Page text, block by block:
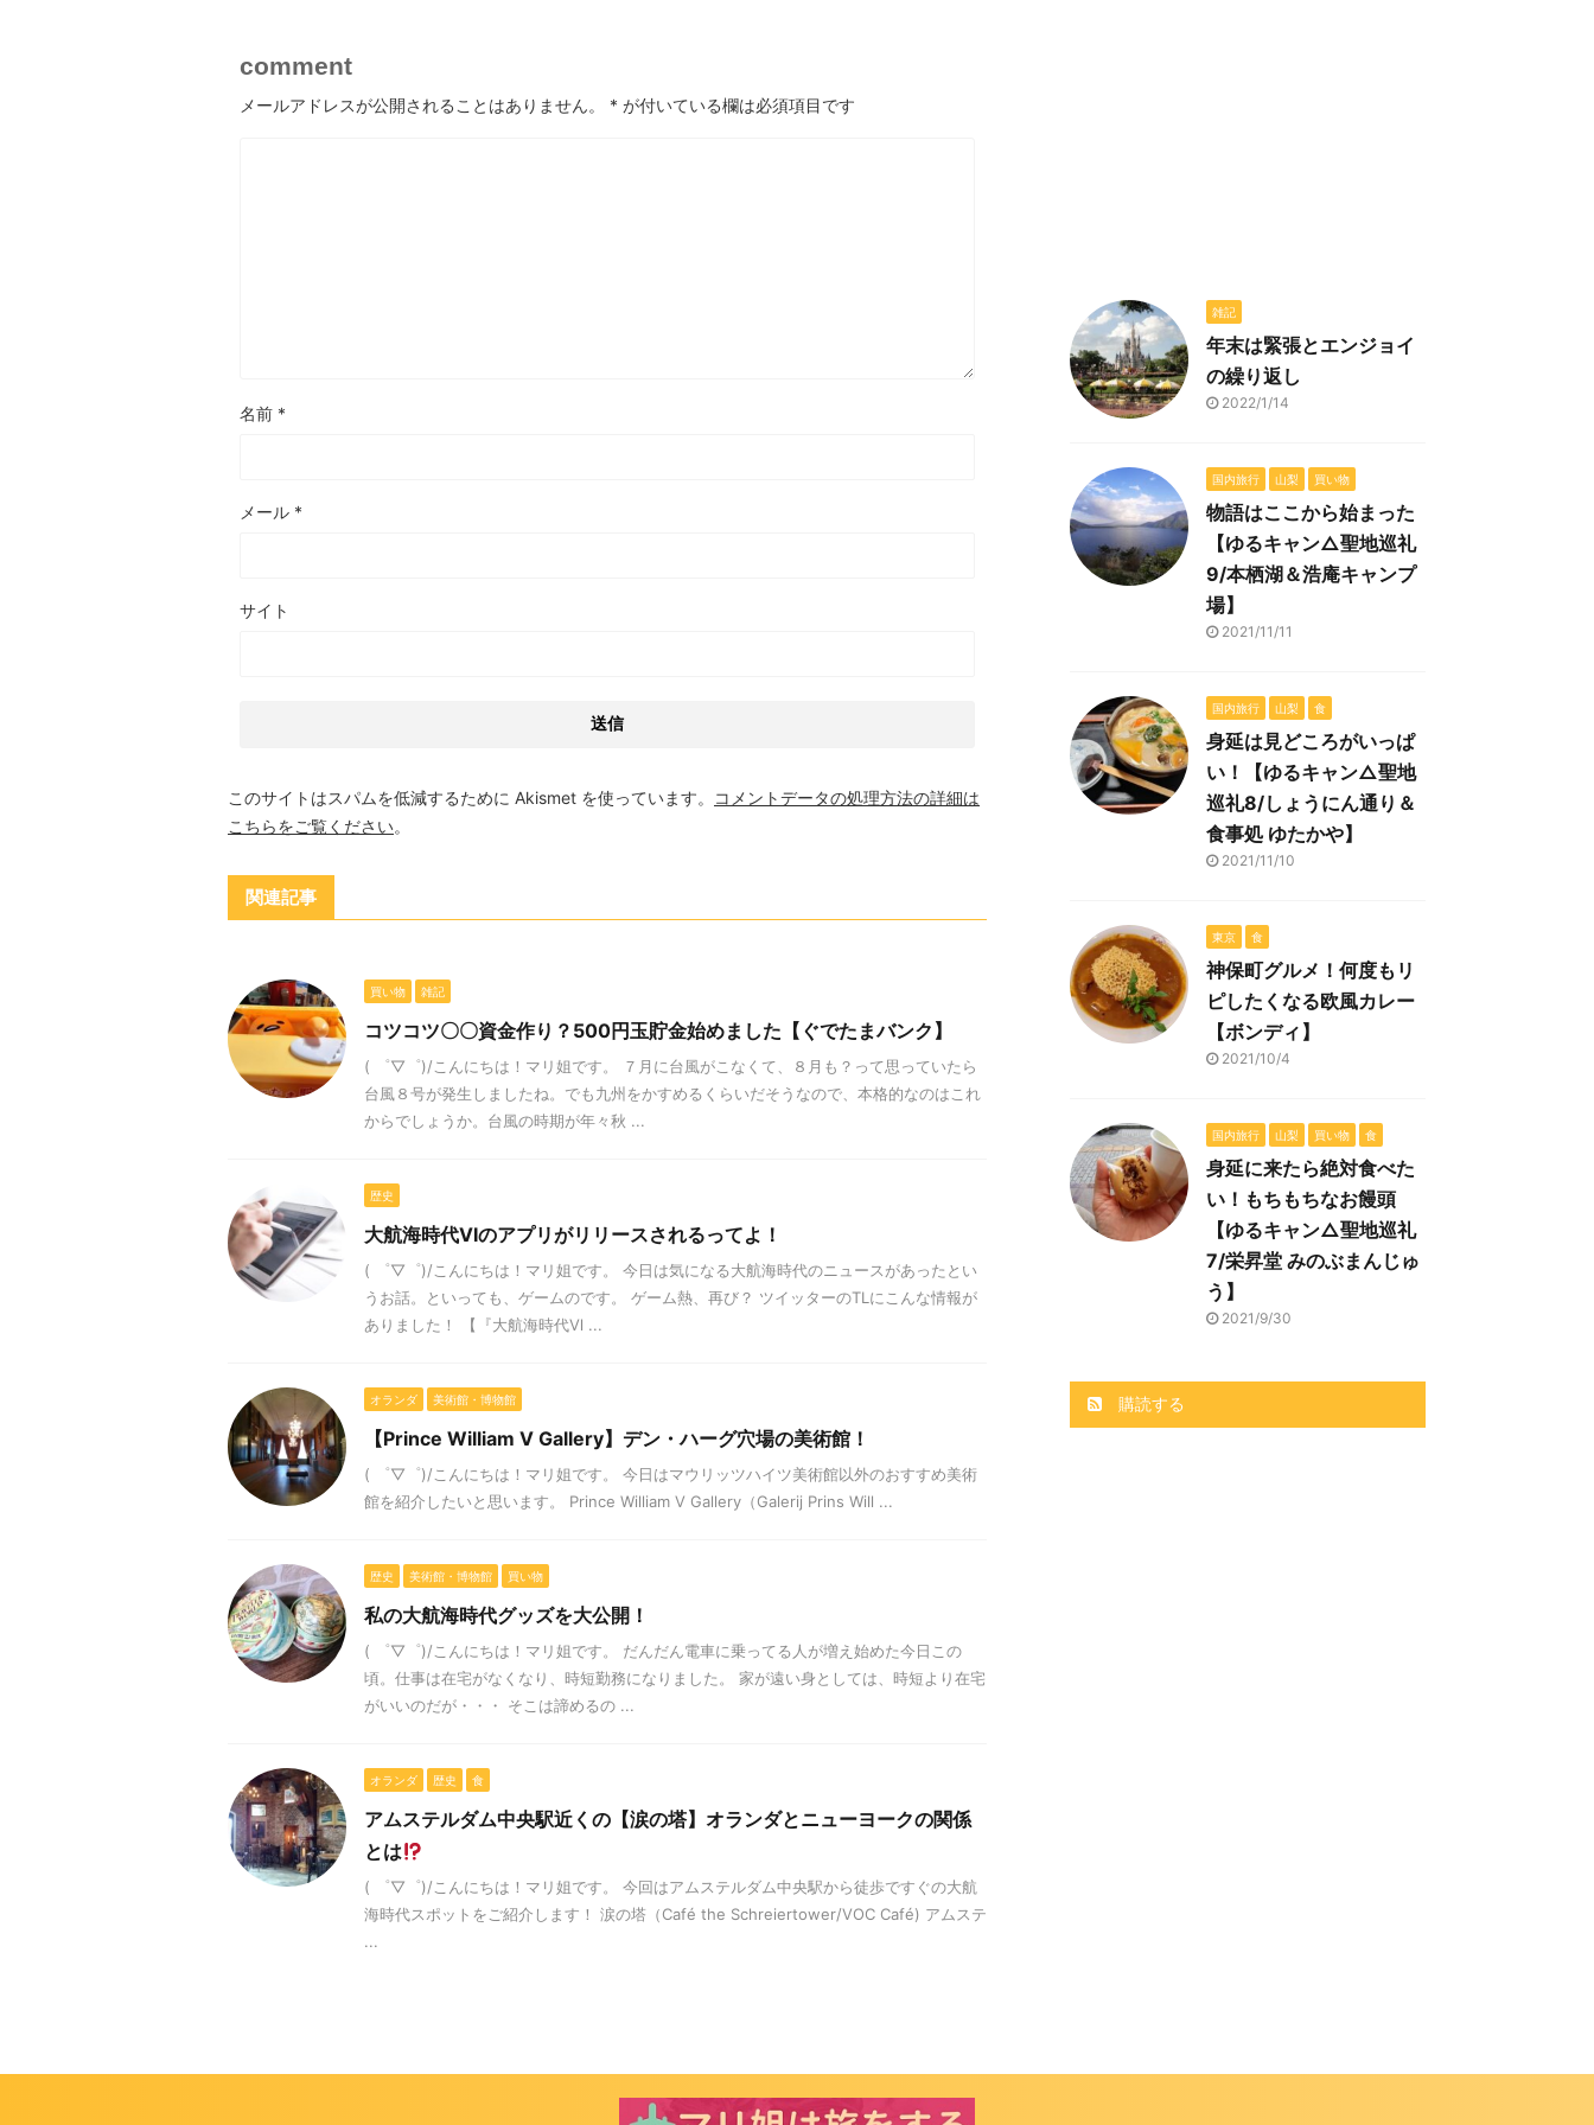
comment
メールアドレスが公開されることはありません。 * が付いている欄は必須項目です
名前 *
メール *
サイト
このサイトはスパムを低減するために Akismet を使っています。
コメントデータの処理方法の詳細は
こちらをご覧ください。
関連記事
買い物 雑記
コツコツ〇〇資金作り？500円玉貯金始めました【ぐでたまバンク】
( ゜▽゜)/こんにちは！マリ姐です。 ７月に台風がこなくて、８月も？って思っていたら
台風８号が発生しましたね。でも九州をかすめるくらいだそうなので、本格的なのはこれ
からでしょうか。台風の時期が年々秋 ...
歴史
大航海時代VIのアプリがリリースされるってよ！
( ゜▽゜)/こんにちは！マリ姐です。 今日は気になる大航海時代のニュースがあったとい
うお話。といっても、ゲームのです。 ゲーム熱、再び？ ツイッターのTLにこんな情報が
ありました！ 【『大航海時代Ⅵ ...
オランダ 美術館・博物館
【Prince William V Gallery】デン・ハーグ穴場の美術館！
( ゜▽゜)/こんにちは！マリ姐です。 今日はマウリッツハイツ美術館以外のおすすめ美術
館を紹介したいと思います。 Prince William V Gallery（Galerij Prins Will ...
歴史 美術館・博物館 買い物
私の大航海時代グッズを大公開！
( ゜▽゜)/こんにちは！マリ姐です。 だんだん電車に乗ってる人が増え始めた今日この
頃。仕事は在宅がなくなり、時短勤務になりました。 家が遠い身としては、時短より在宅
がいいのだが・・・ そこは諦めるの ...
オランダ 歴史 食
アムステルダム中央駅近くの【涙の塔】オランダとニューヨークの関係
とは
( ゜▽゜)/こんにちは！マリ姐です。 今回はアムステルダム中央駅から徒歩ですぐの大航
海時代スポットをご紹介します！ 涙の塔（Café the Schreiertower/VOC Café) アムステ
...
雑記
年末は緊張とエンジョイ
の繰り返し
2022/1/14
国内旅行 山梨 買い物
物語はここから始まった
【ゆるキャン△聖地巡礼
9/本栖湖＆浩庵キャンプ
場】
2021/11/11
国内旅行 山梨 食
身延は見どころがいっぱ
い！【ゆるキャン△聖地
巡礼8/しょうにん通り＆
食事処 ゆたかや】
2021/11/10
東京 食
神保町グルメ！何度もリ
ピしたくなる欧風カレー
【ボンディ】
2021/10/4
国内旅行 山梨 買い物 食
身延に来たら絶対食べた
い！もちもちなお饅頭
【ゆるキャン△聖地巡礼
7/栄昇堂 みのぶまんじゅ
う】
2021/9/30
購読する